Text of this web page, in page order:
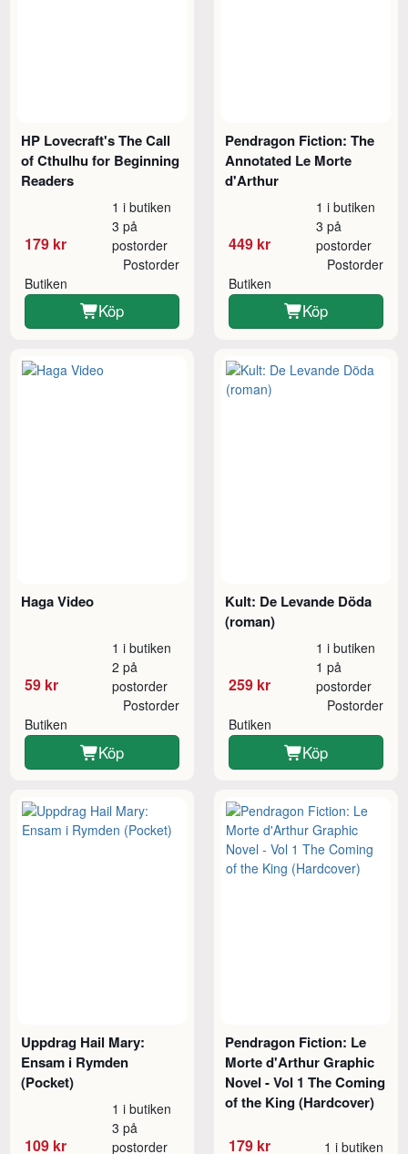
HP Lovecraft's The Call
of Cthulhu for Beginning
Readers
179 kr
1 i butiken
3 på
postorder
Butiken
Postorder
Köp
Pendragon Fiction: The
Annotated Le Morte
d'Arthur
449 kr
1 i butiken
3 på
postorder
Butiken
Postorder
Köp
Haga Video
59 kr
1 i butiken
2 på
postorder
Butiken
Postorder
Köp
Kult: De Levande Döda
(roman)
259 kr
1 i butiken
1 på
postorder
Butiken
Postorder
Köp
Uppdrag Hail Mary:
Ensam i Rymden
(Pocket)
109 kr
1 i butiken
3 på
postorder
Pendragon Fiction: Le
Morte d'Arthur Graphic
Novel - Vol 1 The Coming
of the King (Hardcover)
179 kr 1 i butiken